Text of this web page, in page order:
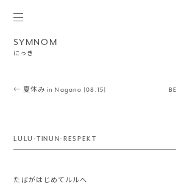
SYMNOM
にっき
Post navigation
← 夏休み in Nagano [08.15]
LULU-TINUN-RESPEKT
たばがはじめてルルへ